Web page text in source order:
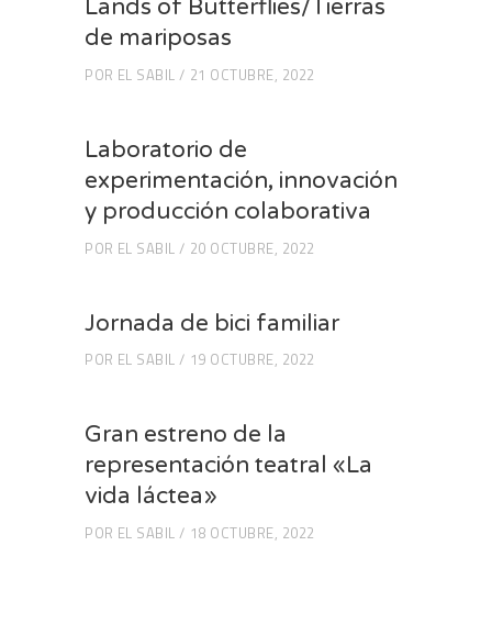
Lands of Butterflies/Tierras
de mariposas
POR EL SABIL 21 OCTUBRE, 2022
Laboratorio de
experimentación, innovación
y producción colaborativa
POR EL SABIL 20 OCTUBRE, 2022
Jornada de bici familiar
POR EL SABIL 19 OCTUBRE, 2022
Gran estreno de la
representación teatral «La
vida láctea»
POR EL SABIL 18 OCTUBRE, 2022